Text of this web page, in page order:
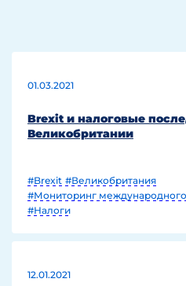
01.03.2021
Brexit и налоговые
Великобритании
#Brexit #Великобритания
#Мониторинг международного
#Налоги
12.01.2021